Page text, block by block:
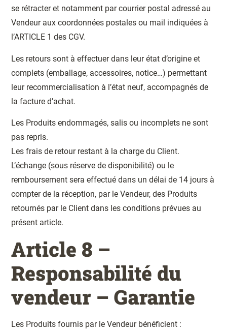
se rétracter et notamment par courrier postal adressé au
Vendeur aux coordonnées postales ou mail indiquées à
l’ARTICLE 1 des CGV.
Les retours sont à effectuer dans leur état d’origine et
complets (emballage, accessoires, notice…) permettant
leur recommercialisation à l’état neuf, accompagnés de
la facture d’achat.
Les Produits endommagés, salis ou incomplets ne sont
pas repris.
Les frais de retour restant à la charge du Client.
L’échange (sous réserve de disponibilité) ou le
remboursement sera effectué dans un délai de 14 jours à
compter de la réception, par le Vendeur, des Produits
retournés par le Client dans les conditions prévues au
présent article.
Article 8 –
Responsabilité du
vendeur – Garantie
Les Produits fournis par le Vendeur bénéficient :